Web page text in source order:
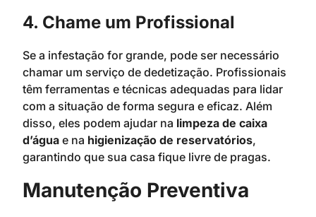
4. Chame um Profissional
Se a infestação for grande, pode ser necessário
chamar um serviço de dedetização. Profissionais
têm ferramentas e técnicas adequadas para lidar
com a situação de forma segura e eficaz. Além
disso, eles podem ajudar na limpeza de caixa
d’água e na higienização de reservatórios,
garantindo que sua casa fique livre de pragas.
Manutenção Preventiva